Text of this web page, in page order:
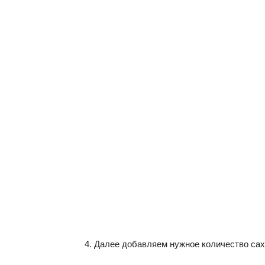
Далее добавляем нужное количество